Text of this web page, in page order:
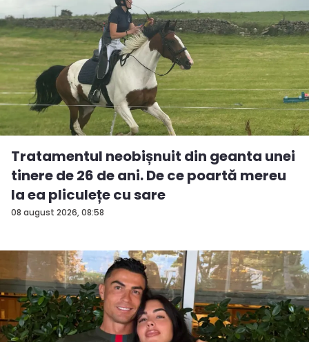
08 august 2026, 08:58
Tratamentul neobișnuit din geanta unei
tinere de 26 de ani. De ce poartă mereu
la ea pliculețe cu sare